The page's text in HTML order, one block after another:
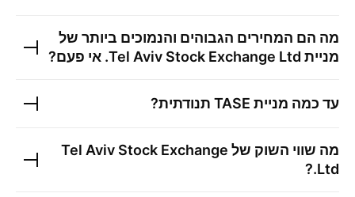
מה הם המחירים הגבוהים והנמוכים ביותר של
מניית Tel Aviv Stock Exchange Ltd. אי פעם?
עד כמה מניית TASE תנודתית?
מה שווי השוק של Tel Aviv Stock Exchange
Ltd.
?